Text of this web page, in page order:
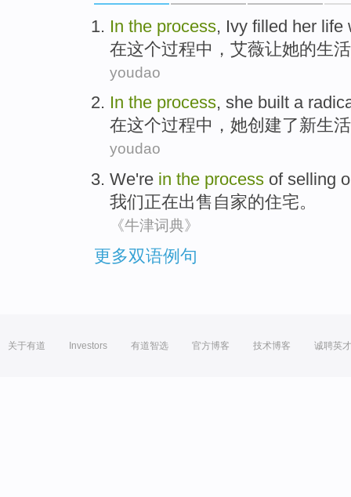
In the process, Ivy filled her life
在这个过程中 ， 艾薇让她的生活
youdao
In the process, she built a
在这个过程中 ， 她创建了新生活
youdao
We're in the process of selling
我们正在出售自家的住宅。
《牛津词典》
更多双语例句
关于有道 Investors 有道智选 官方博客 技术博客 诚聘英才